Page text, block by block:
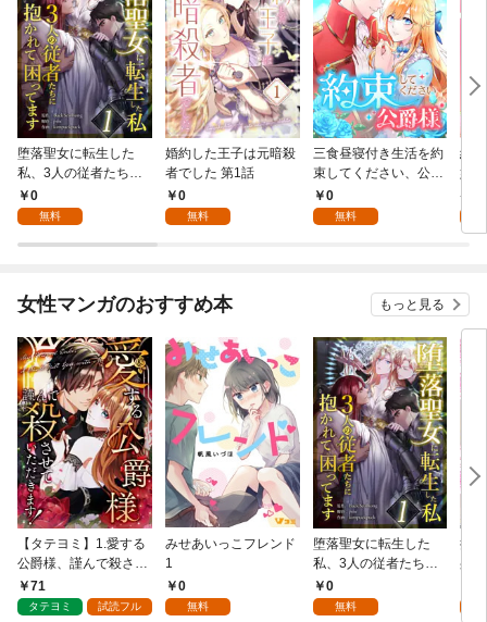
堕落聖女に転生した
私、3人の従者たちに
抱かれて困ってます 第
1話
0
無料
婚約した王子は元暗殺
者でした 第1話
0
無料
三食昼寝付き生活を約
束してください、公爵
様 1話
0
無料
絶
嬢
女性マンガのおすすめ本 もっと見る
【タテヨミ】1.愛する
公爵様、謹んで殺させ
ていただきます！
71
タテヨミ 試読フル
みせあいっこフレンド
1
0
無料
堕落聖女に転生した
私、3人の従者たちに
抱かれて困ってます 第
1話
0
無料
授
身